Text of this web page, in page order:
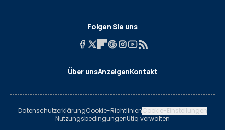
Folgen Sie uns
Über unsAnzeigenKontakt
DatenschutzerklärungCookie-RichtlinienCookie-Einstellungen
NutzungsbedingungenUtiq verwalten